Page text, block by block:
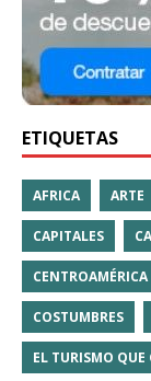
ETIQUETAS
AFRICA ARTE
CAPITALES
CENTROAMÉRICA
COSTUMBRES
EL TURISMO